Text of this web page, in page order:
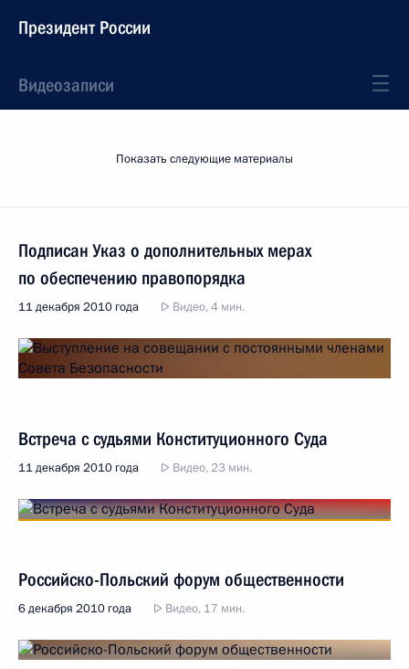
Президент России
Видеозаписи
Показать следующие материалы
Подписан Указ о дополнительных мерах
по обеспечению правопорядка
11 декабря 2010 года Видео, 4 мин.
Встреча с судьями Конституционного Суда
11 декабря 2010 года Видео, 23 мин.
Российско-Польский форум общественности
6 декабря 2010 года Видео, 17 мин.